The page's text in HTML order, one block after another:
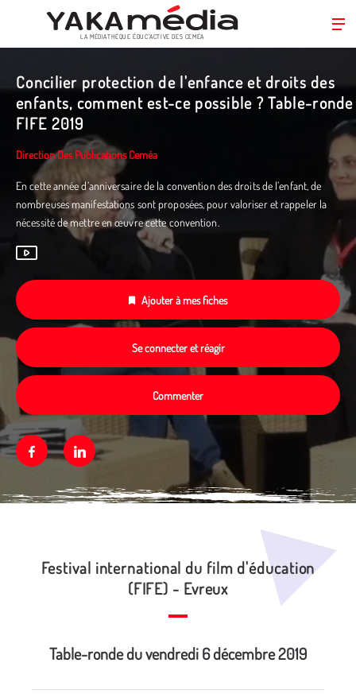
contenu
principal
LA MÉDIATHÈQUE ÉDUC’ACTIVE DES CEMÉA
Concilier protection de l'enfance et droits des
enfants, comment est-ce possible ? Table-ronde
FIFE 2019
Direction Des Publications Ceméa
En cette année d’anniversaire de la convention des droits de l’enfant, de
nombreuses manifestations sont proposées, pour valoriser et rappeler la
nécessité de mettre en œuvre cette convention.
Ajouter à mes fiches
Se connecter et réagir
Commenter
FacebookLinkedin
Festival international du film d'éducation
(FIFE) - Evreux
Table-ronde du vendredi 6 décembre 2019